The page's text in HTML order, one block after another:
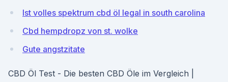
Ist volles spektrum cbd öl legal in south carolina
Cbd hempdropz von st. wolke
Gute angstzitate
CBD Öl Test - Die besten CBD Öle im Vergleich |